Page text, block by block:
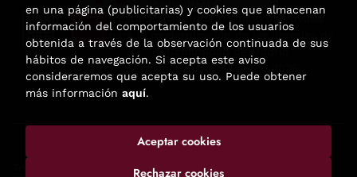
Esta actividad ha recibido una ayuda
para la modernización de las librerías de
la Comunidad de Madrid
correspondiente al año 2025.
. Todos los Derechos Reservados |
en una página (publicitarias) y cookies que almacenan
información del comportamiento de los usuarios
obtenida a través de la observación continuada de sus
hábitos de navegación. Si acepta este aviso
consideraremos que acepta su uso. Puede obtener
más información aquí.
Rechazar cookies
Aceptar cookies